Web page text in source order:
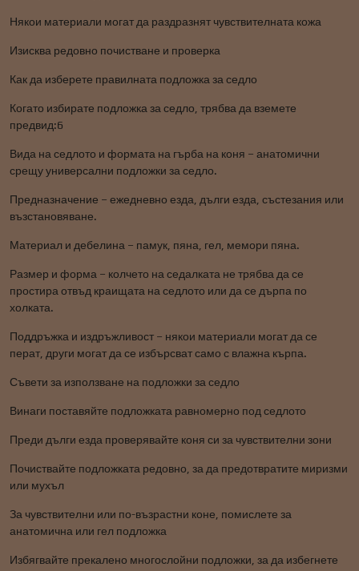
Някои материали могат да раздразнят чувствителната кожа
Изисква редовно почистване и проверка
Как да изберете правилната подложка за седло
Когато избирате подложка за седло, трябва да вземете
предвид:6
Вида на седлото и формата на гърба на коня – анатомични
срещу универсални подложки за седло.
Предназначение – ежедневно езда, дълги езда, състезания или
възстановяване.
Материал и дебелина – памук, пяна, гел, мемори пяна.
Размер и форма – колчето на седалката не трябва да се
простира отвъд краищата на седлото или да се дърпа по
холката.
Поддръжка и издръжливост – някои материали могат да се
перат, други могат да се избърсват само с влажна кърпа.
Съвети за използване на подложки за седло
Винаги поставяйте подложката равномерно под седлото
Преди дълги езда проверявайте коня си за чувствителни зони
Почиствайте подложката редовно, за да предотвратите миризми
или мухъл
За чувствителни или по-възрастни коне, помислете за
анатомична или гел подложка
Избягвайте прекалено многослойни подложки, за да избегнете